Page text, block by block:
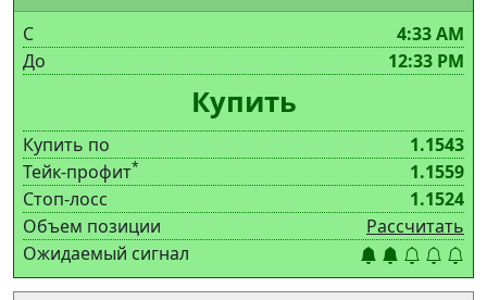
С
4:33 AM
До
12:33 PM
Купить
Купить по
1.1543
Тейк-профит*
1.1559
Стоп-лосс
1.1524
Объем позиции
Рассчитать
Ожидаемый сигнал